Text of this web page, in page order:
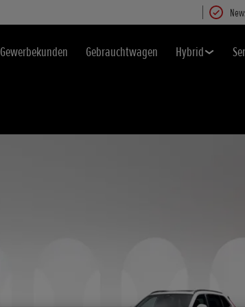
Gewerbekunden Gebrauchtwagen Hybrid